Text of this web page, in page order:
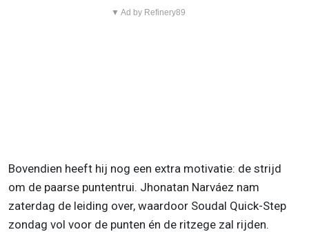
▼ Ad by Refinery89
Bovendien heeft hij nog een extra motivatie: de strijd
om de paarse puntentrui. Jhonatan Narváez nam
zaterdag de leiding over, waardoor Soudal Quick-Step
zondag vol voor de punten én de ritzege zal rijden.